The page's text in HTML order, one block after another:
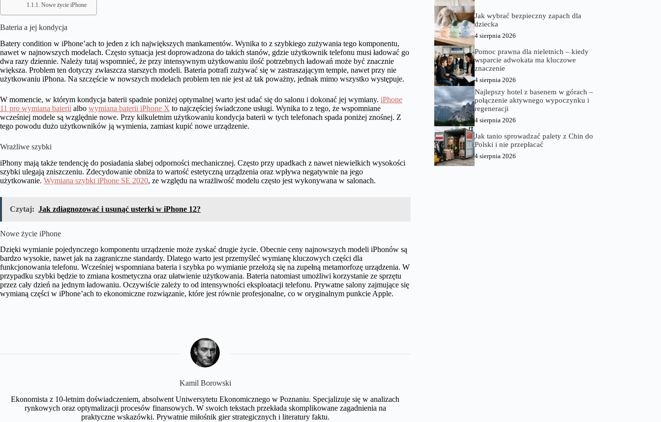
Nowe życie iPhone
Bateria a jej kondycja
Batery condition w iPhone’ach to jeden z ich największych mankamentów. Wynika to z szybkiego zużywania tego komponentu,
nawet w najnowszych modelach. Często sytuacja jest doprowadzona do takich stanów, gdzie użytkownik telefonu musi ładować go
dwa razy dziennie. Należy tutaj wspomnieć, że przy intensywnym użytkowaniu ilość potrzebnych ładowań może być znacznie
większa. Problem ten dotyczy zwłaszcza starszych modeli. Bateria potrafi zużywać się w zastraszającym tempie, nawet przy nie
użytkowaniu iPhona. Na szczęście w nowszych modelach problem ten nie jest aż tak poważny, jednak mimo wszystko występuje.
W momencie, w którym kondycja baterii spadnie poniżej optymalnej warto jest udać się do salonu i dokonać jej wymiany. iPhone
11 pro wymiana baterii albo wymiana baterii iPhone X to najczęściej świadczone usługi. Wynika to z tego, że wspomniane
wcześniej modele są względnie nowe. Przy kilkuletnim użytkowaniu kondycja baterii w tych telefonach spada poniżej znośnej. Z
tego powodu dużo użytkowników ją wymienia, zamiast kupić nowe urządzenie.
Wrażliwe szybki
iPhony mają także tendencję do posiadania słabej odporności mechanicznej. Często przy upadkach z nawet niewielkich wysokości
szybki ulegają zniszczeniu. Zdecydowanie obniża to wartość estetyczną urządzenia oraz wpływa negatywnie na jego
użytkowanie. Wymiana szybki iPhone SE 2020, ze względu na wrażliwość modelu często jest wykonywana w salonach.
Czytaj: Jak zdiagnozować i usunąć usterki w iPhone 12?
Nowe życie iPhone
Dzięki wymianie pojedynczego komponentu urządzenie może zyskać drugie życie. Obecnie ceny najnowszych modeli iPhonów są
bardzo wysokie, nawet jak na zagraniczne standardy. Dlatego warto jest przemyśleć wymianę kluczowych części dla
funkcjonowania telefonu. Wcześniej wspomniana bateria i szybka po wymianie przełożą się na zupełną metamorfozę urządzenia. W
przypadku szybki będzie to zmiana kosmetyczna oraz ułatwienie użytkowania. Bateria natomiast umożliwi korzystanie ze sprzętu
przez cały dzień na jednym ładowaniu. Oczywiście zależy to od intensywności eksploatacji telefonu. Prywatne salony zajmujące się
wymianą części w iPhone’ach to ekonomiczne rozwiązanie, które jest równie profesjonalne, co w oryginalnym punkcie Apple.
Kamil Borowski
Ekonomista z 10-letnim doświadczeniem, absolwent Uniwersytetu Ekonomicznego w Poznaniu. Specjalizuje się w analizach
rynkowych oraz optymalizacji procesów finansowych. W swoich tekstach przekłada skomplikowane zagadnienia na
praktyczne wskazówki. Prywatnie miłośnik gier strategicznych i literatury faktu.
Jak wybrać bezpieczny zapach dla
dziecka
4 sierpnia 2026
Pomoc prawna dla nieletnich – kiedy
wsparcie adwokata ma kluczowe
znaczenie
4 sierpnia 2026
Najlepszy hotel z basenem w górach –
połączenie aktywnego wypoczynku i
regeneracji
4 sierpnia 2026
Jak tanio sprowadzać palety z Chin do
Polski i nie przepłacać
4 sierpnia 2026